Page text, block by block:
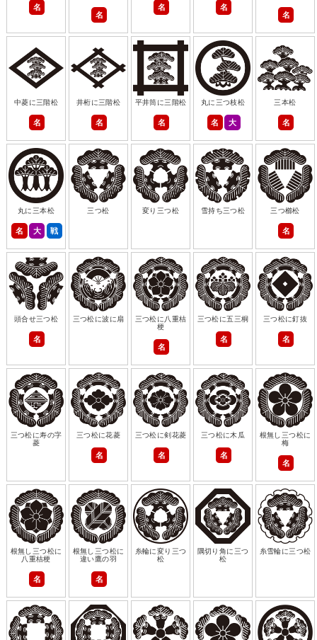
名
名
名 名
名
中菱に三階松
名
井桁に三階松
名
平井筒に三階松
名
丸に三つ枝松
名 大
三本松
名
丸に三本松
名 大 戦
三つ松 変り三つ松 雪持ち三つ松 三つ櫛松
名
頭合せ三つ松
名
三つ松に波に扇
三つ松に八重桔
梗
名
三つ松に五三桐
名
三つ松に釘抜
名
三つ松に寿の字
菱
三つ松に花菱
名
三つ松に剣花菱
名
三つ松に木瓜
名
根無し三つ松に
梅
名
根無し三つ松に
八重桔梗
名
根無し三つ松に
違い鷹の羽
名
糸輪に変り三つ
松
隅切り角に三つ
松
糸雪輪に三つ松